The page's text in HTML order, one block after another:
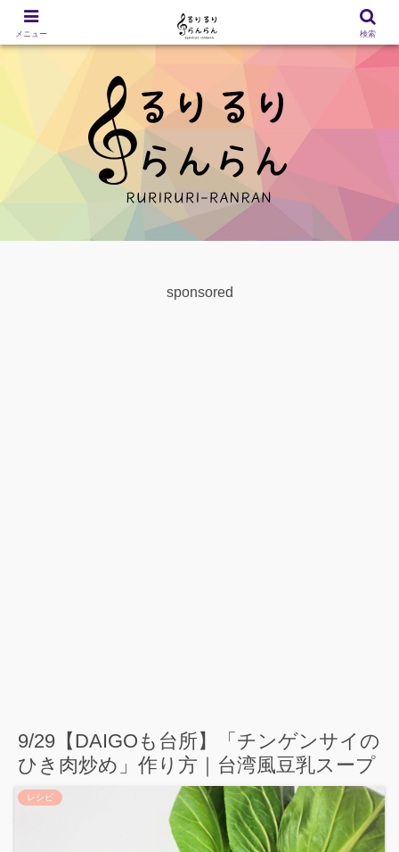
sponsored
9/29【DAIGOも台所】「チンゲンサイの
ひき肉炒め」作り方｜台湾風豆乳スープ
レシピ
メニュー 検索